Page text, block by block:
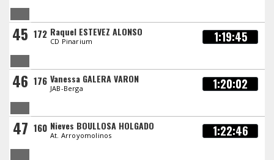
45 172 Raquel ESTEVEZ ALONSO
CD Pinarium 1:19:45
46 176 Vanessa GALERA VARON
JAB-Berga 1:20:02
47 160 Nieves BOULLOSA HOLGADO
At. Arroyomolinos 1:22:46